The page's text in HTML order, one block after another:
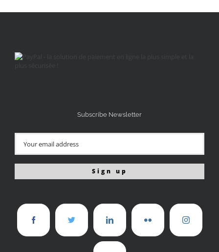
Subscribe Newsletter